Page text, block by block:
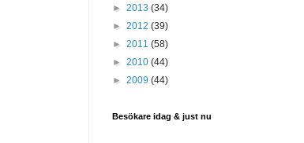
► 2013 (34)
► 2012 (39)
► 2011 (58)
► 2010 (44)
► 2009 (44)
Besökare idag & just nu